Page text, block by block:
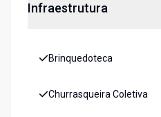
Infraestrutura
Brinquedoteca
Churrasqueira Coletiva